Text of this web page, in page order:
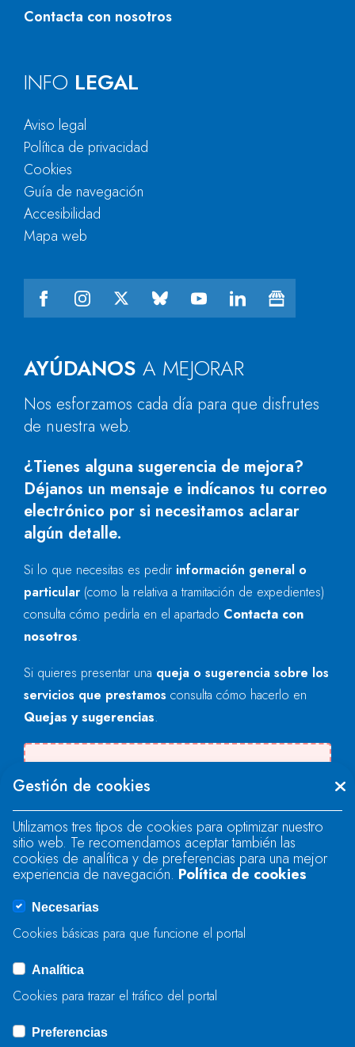
Contacta con nosotros
AYÚDANOS A MEJORAR
Nos esforzamos cada día para que disfrutes
de nuestra web.
¿Tienes alguna sugerencia de mejora?
Déjanos un mensaje e indícanos tu correo
electrónico por si necesitamos aclarar
algún detalle.
Si lo que necesitas es pedir información general o
particular (como la relativa a tramitación de expedientes)
consulta cómo pedirla en el apartado Contacta con
nosotros.
Si quieres presentar una queja o sugerencia sobre los
servicios que prestamos consulta cómo hacerlo en
Quejas y sugerencias.
"text".
Se produjo un error al cargar el campo
"text".
Se produjo un error al cargar el campo
ENVIAR
INFO LEGAL
Aviso legal
Política de privacidad
Cookies
Guía de navegación
Accesibilidad
Mapa web
Gestión de cookies
Utilizamos tres tipos de cookies para optimizar nuestro
sitio web. Te recomendamos aceptar también las
cookies de analítica y de preferencias para una mejor
experiencia de navegación. Política de cookies
Necesarias
Cookies básicas para que funcione el portal
Analítica
Cookies para trazar el tráfico del portal
Preferencias